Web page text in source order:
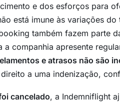
e dos esforços para
está imune às variações
também fazem parte
a companhia apresente
e atrasos não são
a uma indenização,
cancelado, a Indemniflight